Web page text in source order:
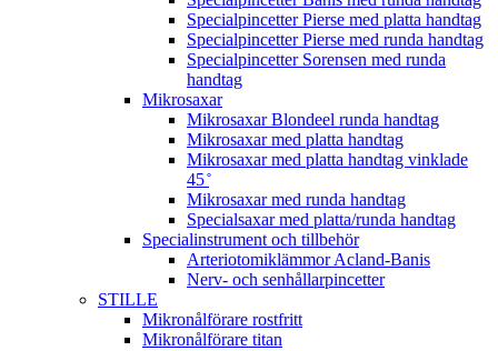
Specialpincetter Pierse med platta handtag
Specialpincetter Pierse med runda handtag
Specialpincetter Sorensen med runda
handtag
Mikrosaxar
Mikrosaxar Blondeel runda handtag
Mikrosaxar med platta handtag
Mikrosaxar med platta handtag vinklade
45 ̊
Mikrosaxar med runda handtag
Specialsaxar med platta/runda handtag
Specialinstrument och tillbehör
Arteriotomiklämmor Acland-Banis
Nerv- och senhållarpincetter
STILLE
Mikronålförare rostfritt
Mikronålförare titan